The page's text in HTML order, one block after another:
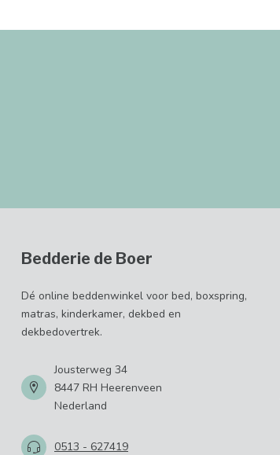
Bedderie de Boer
Dé online beddenwinkel voor bed, boxspring,
matras, kinderkamer, dekbed en
dekbedovertrek.
Jousterweg 34
8447 RH Heerenveen
Nederland
0513 - 627419